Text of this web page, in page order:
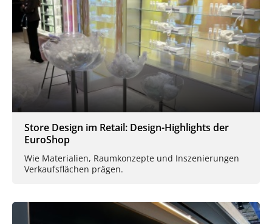
Store Design im Retail: Design-Highlights der
EuroShop
Wie Materialien, Raumkonzepte und Inszenierungen
Verkaufsflächen prägen.